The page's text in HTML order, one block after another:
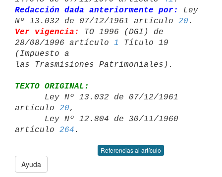
Redacción dada anteriormente por:
Ley
Nº 13.032 de 07/12/1961 artículo 20
Ver vigencia: TO 1996 (DGI) de
28/08/1996 artículo 1
Título 19
(Impuesto a
TEXTO ORIGINAL:
artículo 20,
artículo 264
Referencias al artículo
Ayuda